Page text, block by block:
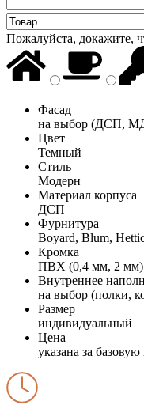
Пожалуйста, докажите,
Фасад
на выбор (ДСП,
Цвет
Темный
Стиль
Модерн
Материал корпуса
ДСП
Фурнитура
Boyard, Blum,
Кромка
ПВХ (0,4 мм, 2 мм)
Внутреннее
на выбор (полки,
Размер
индивидуальный
Цена
указана за